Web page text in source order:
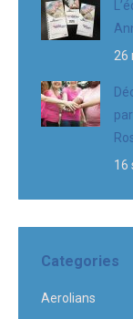
26
16
Categories
Aerolians